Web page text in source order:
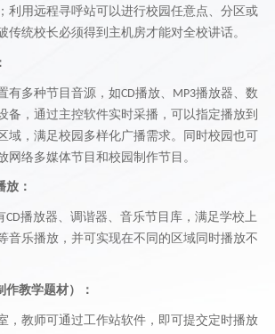
利用远程寻呼站可以进行校园任意点、分区或
传统校长必须得到主机房才能对全校讲话。
有多种节目音源，如CD播放、 MP3播放器、数
备，通过主控软件实时采播，可以指定播放到
域，满足校园多样化广播需求。
同时校园也可
网络多媒体节目和校园制作节目。
放：
CD播放器、调谐器、音乐节目库，满足学校上
音乐播放，并可实现在不同的区域同时播放不
作教学题材）：
，教师可通过工作站软件，即可提交定时播放